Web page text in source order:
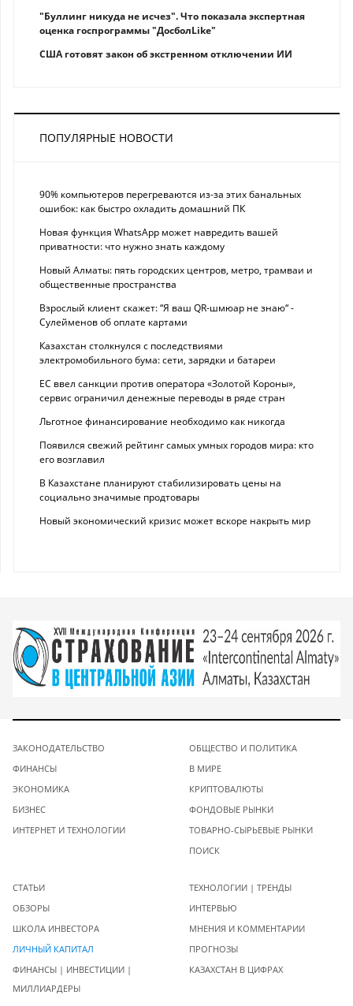
"Буллинг никуда не исчез". Что показала экспертная
оценка госпрограммы "ДосболLike"
США готовят закон об экстренном отключении ИИ
ПОПУЛЯРНЫЕ НОВОСТИ
90% компьютеров перегреваются из-за этих банальных
ошибок: как быстро охладить домашний ПК
Новая функция WhatsApp может навредить вашей
приватности: что нужно знать каждому
Новый Алматы: пять городских центров, метро, трамваи и
общественные пространства
Взрослый клиент скажет: “Я ваш QR-шмюар не знаю“ -
Сулейменов об оплате картами
Казахстан столкнулся с последствиями
электромобильного бума: сети, зарядки и батареи
ЕС ввел санкции против оператора «Золотой Короны»,
сервис ограничил денежные переводы в ряде стран
Льготное финансирование необходимо как никогда
Появился свежий рейтинг самых умных городов мира: кто
его возглавил
В Казахстане планируют стабилизировать цены на
социально значимые продтовары
Новый экономический кризис может вскоре накрыть мир
ЗАКОНОДАТЕЛЬСТВО
ФИНАНСЫ
ЭКОНОМИКА
БИЗНЕС
ИНТЕРНЕТ И ТЕХНОЛОГИИ
ОБЩЕСТВО И ПОЛИТИКА
В МИРЕ
КРИПТОВАЛЮТЫ
ФОНДОВЫЕ РЫНКИ
ТОВАРНО-СЫРЬЕВЫЕ РЫНКИ
ПОИСК
СТАТЬИ
ОБЗОРЫ
ШКОЛА ИНВЕСТОРА
ЛИЧНЫЙ КАПИТАЛ
ФИНАНСЫ | ИНВЕСТИЦИИ |
МИЛЛИАРДЕРЫ
ТЕХНОЛОГИИ | ТРЕНДЫ
ИНТЕРВЬЮ
МНЕНИЯ И КОММЕНТАРИИ
ПРОГНОЗЫ
КАЗАХСТАН В ЦИФРАХ